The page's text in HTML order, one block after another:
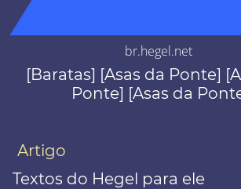
br.hegel.net
[Baratas] [Asas da Ponte]
Ponte] [Asas da
Artigo
Textos do Hegel para ele